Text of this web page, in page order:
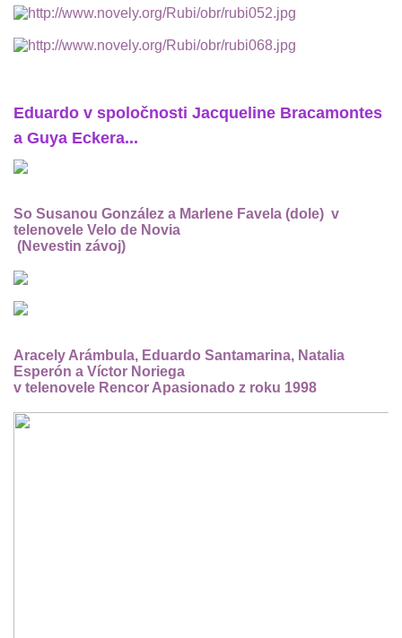
Eduardo v spoločnosti Jacqueline Bracamontes
a Guya Eckera...
So Susanou González a Marlene Favela (dole) v
telenovele Velo de Novia
(Nevestin závoj)
Aracely Arámbula, Eduardo Santamarina, Natalia
Esperón a Víctor Noriega
v telenovele Rencor Apasionado z roku 1998